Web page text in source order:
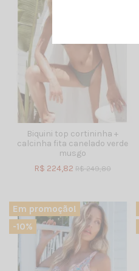
Biquini top cortininha +
calcinha fita canelado verde
musgo
R$ 224,82 R$ 249,80
Em promoção!
-10%